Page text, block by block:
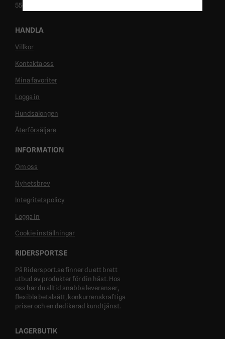
556953-6955
HANDLA
Villkor
Kontakta oss
Mina favoriter
Logga in
Hundsalongen
Återförsäljare
INFORMATION
Om oss
Nyhetsbrev
Integritetspolicy
Logga in
Cookie inställningar
RIDERSPORT.SE
På Ridersport.se finner du ett brett
utbud av produkter för din häst. Hos
oss har du alltid snabba leveranser,
flexibla betalsätt, konkurrenskraftiga
priser och en dedikerad kundtjänst.
LAGERBUTIK